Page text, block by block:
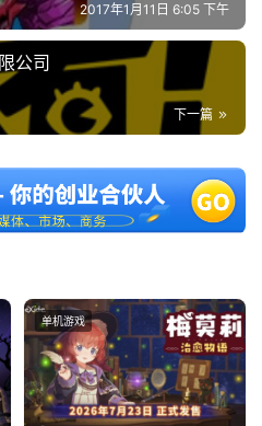
2017年1月11日 6:05 下午
公司
下一篇
单机游戏